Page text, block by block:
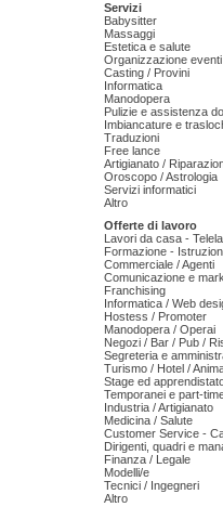
Servizi
Babysitter
Massaggi
Estetica e salute
Organizzazione eventi
Casting / Provini
Informatica
Manodopera
Pulizie e assistenza
Imbiancature e
Traduzioni
Free lance
Artigianato /
Oroscopo / Astrologia
Servizi informatici
Altro
Offerte di lavoro
Lavori da casa -
Formazione -
Commerciale / Agenti
Comunicazione e
Franchising
Informatica / Web
Hostess / Promoter
Manodopera / Operai
Negozi / Bar / Pub /
Segreteria e
Turismo / Hotel /
Stage ed
Temporanei e part-
Industria / Artigianato
Medicina / Salute
Customer Service -
Dirigenti, quadri e
Finanza / Legale
Modelli/e
Tecnici / Ingegneri
Altro